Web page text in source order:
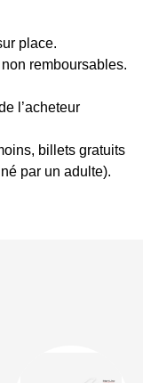
place.
remboursables.
l’acheteur
billets gratuits
par un adulte).